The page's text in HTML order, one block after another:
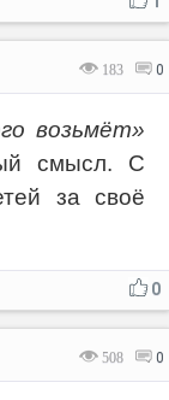
183 0
возьмёт»
смысл. С
за своё
0
508 0